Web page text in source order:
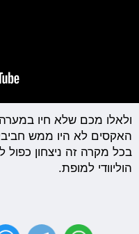
ולאלו מכם שלא חיו
האקסים לא היו ממש
בכל מקרה זה ניצחון כפול
הוליוודי למופת.